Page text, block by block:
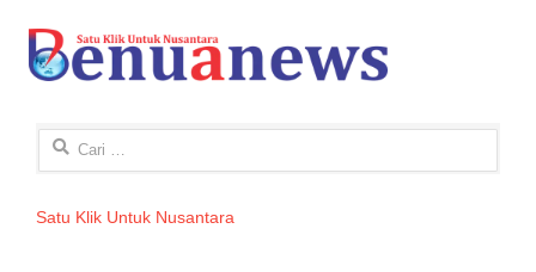
Cari
Satu Klik Untuk Nusantara